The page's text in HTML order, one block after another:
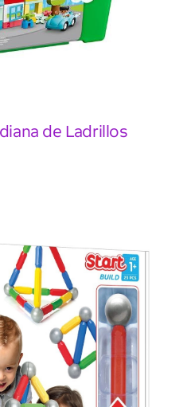
de Ladrillos